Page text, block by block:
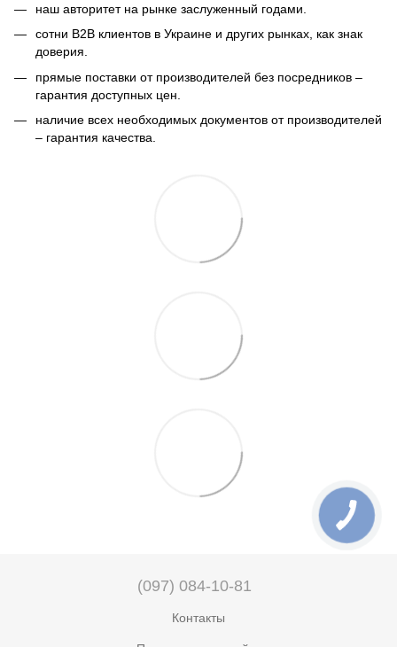
​​наш авторитет на рынке заслуженный годами.
сотни B2B клиентов в Украине и других рынках, как знак
доверия.
прямые поставки от производителей без посредников –
гарантия доступных цен.
наличие всех необходимых документов от производителей
– гарантия качества.
(097) 084-10-81
Контакты